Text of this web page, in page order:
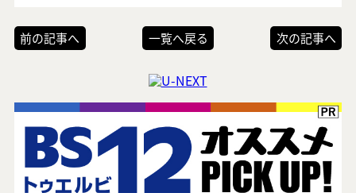
前の記事へ 一覧へ戻る 次の記事へ